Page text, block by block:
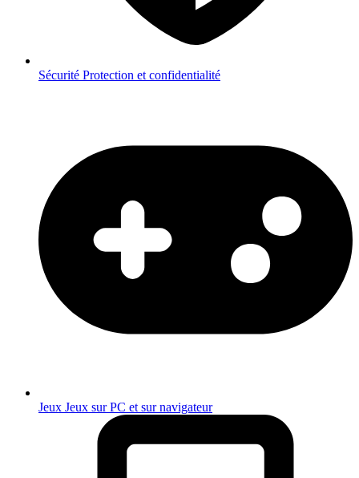
Sécurité Protection et confidentialité
Jeux Jeux sur PC et sur navigateur